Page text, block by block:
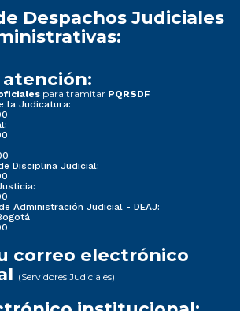
Despachos Judiciales
atención:
para tramitar PQRSDF
la Judicatura:
Disciplina Judicial:
Administración Judicial - DEAJ:
correo electrónico
(Servidores Judiciales)